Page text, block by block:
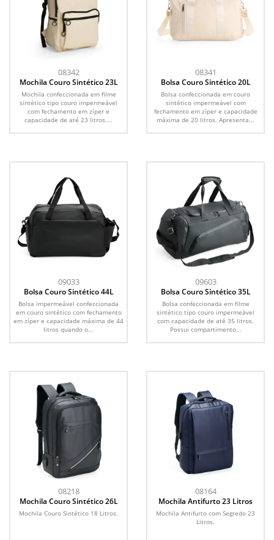
08342
Mochila Couro Sintético 23L
Mochila confeccionada em filme
sintético tipo couro impermeável
com fechamento em zíper e
capacidade de até 23 litros....
08341
Bolsa Couro Sintético 20L
Bolsa confeccionada em couro
sintético impermeável com
fechamento em zíper e capacidade
máxima de 20 litros. Apresenta...
09033
Bolsa Couro Sintético 44L
Bolsa impermeável confeccionada
em couro sintético com fechamento
em zíper e capacidade máxima de 44
litros quando o...
09603
Bolsa Couro Sintético 35L
Bolsa confeccionada em filme
sintético tipo couro impermeável
com capacidade de até 35 litros.
Possui compartimento...
08218
Mochila Couro Sintético 26L
Mochila Couro Sintético 18 Litros.
08164
Mochila Antifurto 23 Litros
Mochila Antifurto com Segredo 23
Litros.